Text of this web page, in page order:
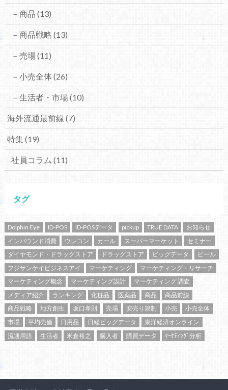
－商品 (13)
－商品戦略 (13)
－売場(11)
－小売全体(26)
－生活者・市場(10)
海外流通最前線 (7)
特集(19)
社員コラム (11)
タグ
Dolphin Eye ID-POS ID-POSデータ pickup TRUE DATA
お知らせ
インバウンド消費
ウレコン カール スーパーマーケット
セミナー
ダイヤモンド・ドラッグストア
ドラッグストア ビッグデータ
ビール
フジサンケイビジネスアイ
マーケティング
マーケティング・リサーチ
マーケティング概念
マーケティング設計
マーケティング 調査
メディア紹介
ランキング 化粧品 医薬品 商品
商品前線
商品戦略
地方創生 坂口孝則 売場 安売り規制 小売
小売全体
市場
平均売価 日用品 日経ビッグデータ
東洋経済オンライン
流通用語
生活者 米倉裕之 購入者 購買データ ﾏｰｹﾃｨﾝｸﾞ分析